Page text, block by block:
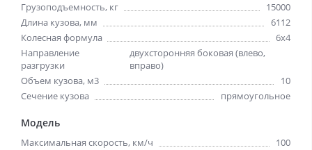
Грузоподъемность, кг
15000
Длина кузова, мм
6112
Колесная формула
6x4
Направление
разгрузки
двухсторонняя боковая (влево,
вправо)
Объем кузова, м3
10
Сечение кузова
прямоугольное
Модель
Максимальная скорость, км/ч 100